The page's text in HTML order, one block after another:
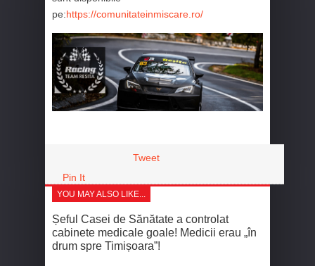
pe:https://comunitateinmiscare.ro/
Tweet
Pin It
YOU MAY ALSO LIKE...
Șeful Casei de Sănătate a controlat
cabinete medicale goale! Medicii erau „în
drum spre Timișoara”!